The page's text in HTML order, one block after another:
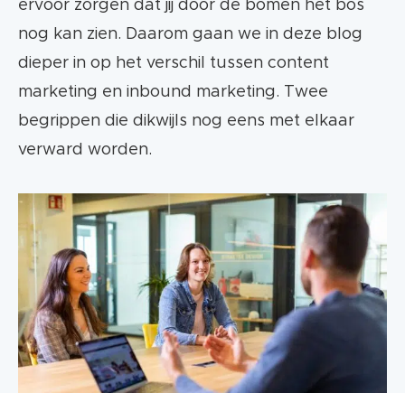
ervoor zorgen dat jij door de bomen het bos
nog kan zien. Daarom gaan we in deze blog
dieper in op het verschil tussen content
marketing en inbound marketing. Twee
begrippen die dikwijls nog eens met elkaar
verward worden.